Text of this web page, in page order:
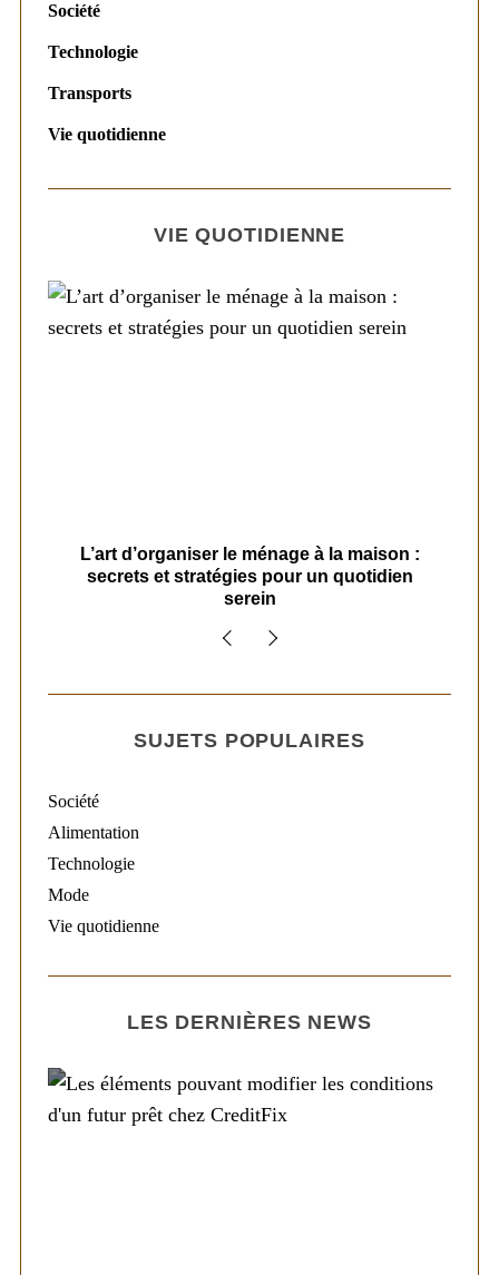
Société
Technologie
Transports
Vie quotidienne
VIE QUOTIDIENNE
L’art d’organiser le ménage à la maison :
secrets et stratégies pour un quotidien
serein
SUJETS POPULAIRES
Société
Alimentation
Technologie
Mode
Vie quotidienne
LES DERNIÈRES NEWS